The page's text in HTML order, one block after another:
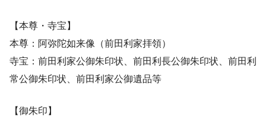
【本尊・寺宝】
本尊：阿弥陀如来像（前田利家拝領）
寺宝：前田利家公御朱印状、前田利長公御朱印状、前田利
常公御朱印状、前田利家公御遺品等
【御朱印】